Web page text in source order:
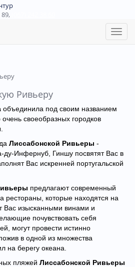
Toggle
Ривьеру
объединила под своим названием
своеобразных городков
Лиссабонской Ривьеры -
Инфернуб, Гиншу посвятят Вас в
Вас искренней португальской
предлагают современный
которые находятся на
Вас изысканными винами и
почувствовать себя
могут провести истинно
в одной из множества
на берегу океана.
пляжей Лиссабонской Ривьеры